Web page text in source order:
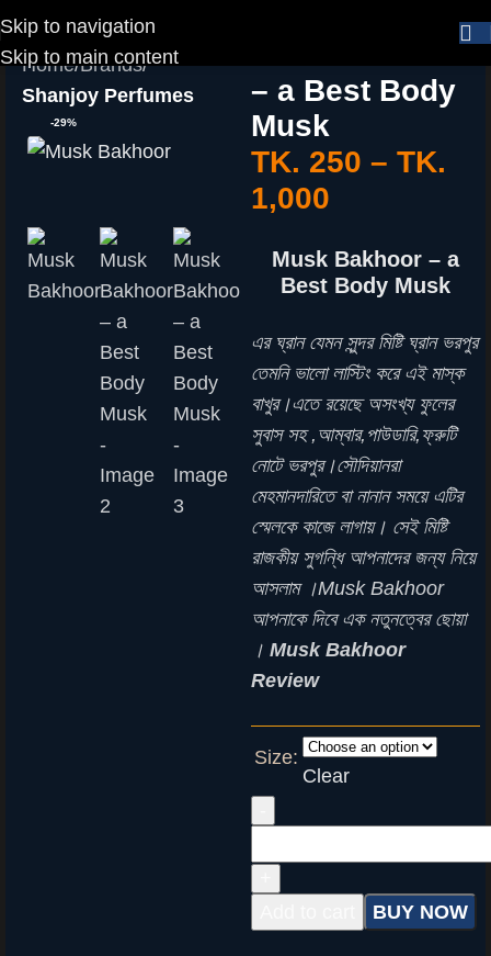
Skip to navigation
Skip to main content
Home Brands
Shanjoy Perfumes
-29%
Musk Bakhoor
– a Best Body
Musk
TK. 250 – TK.
1,000
Musk Bakhoor – a
Best Body Musk
এর ঘ্রান যেমন সুন্দর মিষ্টি ঘ্রান ভরপুর
তেমনি ভালো লাস্টিং করে এই মাস্ক
বাখুর।এতে রয়েছে অসংখ্য ফুলের
সুবাস সহ ,আম্বার,পাউডারি,ফ্রুটি
নোটে ভরপুর।সৌদিয়ানরা
মেহমানদারিতে বা নানান সময়ে এটির
স্মেলকে কাজে লাগায়। সেই মিষ্টি
রাজকীয় সুগন্ধি আপনাদের জন্য নিয়ে
আসলাম ।Musk Bakhoor
আপনাকে দিবে এক নতুনত্বের ছোয়া
।Musk Bakhoor
Review
Size:
Clear
BUY NOW